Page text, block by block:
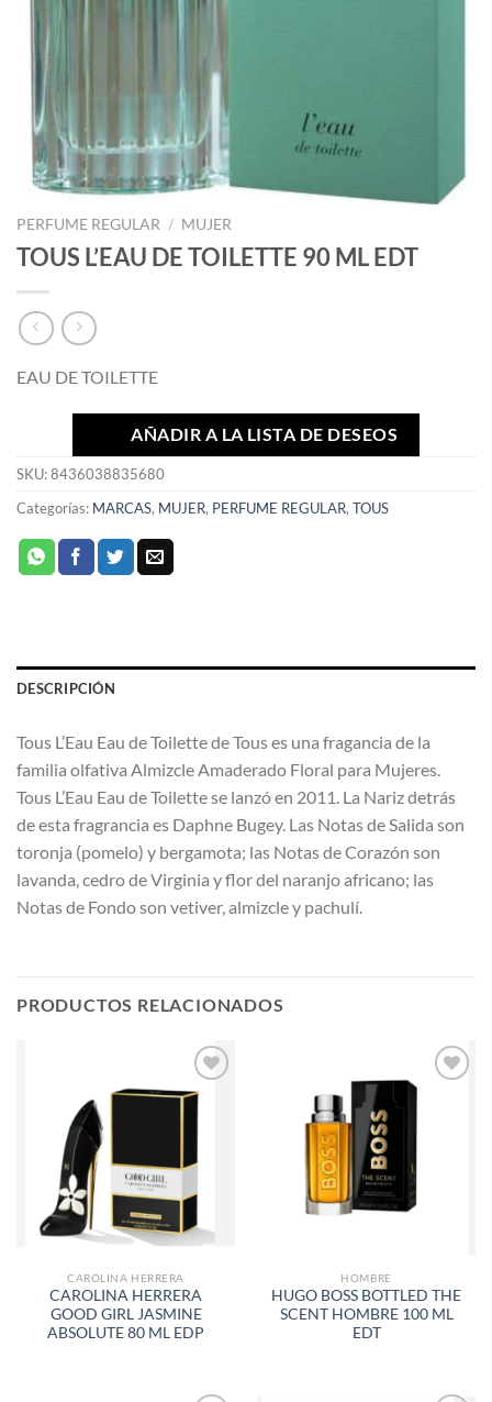
PERFUME REGULAR / MUJER
TOUS L’EAU DE TOILETTE 90 ML EDT
EAU DE TOILETTE
AÑADIR A LA LISTA DE DESEOS
SKU:8436038835680
Categorías: MARCAS, MUJER, PERFUME REGULAR, TOUS
DESCRIPCIÓN
Tous L’Eau Eau de Toilette de Tous es una fragancia de la
familia olfativa Almizcle Amaderado Floral para Mujeres.
Tous L’Eau Eau de Toilette se lanzó en 2011. La Nariz detrás
de esta fragrancia es Daphne Bugey. Las Notas de Salida son
toronja (pomelo) y bergamota; las Notas de Corazón son
lavanda, cedro de Virginia y flor del naranjo africano; las
Notas de Fondo son vetiver, almizcle y pachulí.
PRODUCTOS RELACIONADOS
AÑADIR
DESEOS
CAROLINA HERRERA
CAROLINA HERRERA
GOOD GIRL JASMINE
ABSOLUTE 80 ML EDP
DESEOS
HOMBRE
HUGO BOSS BOTTLED THE
SCENT HOMBRE 100 ML
EDT